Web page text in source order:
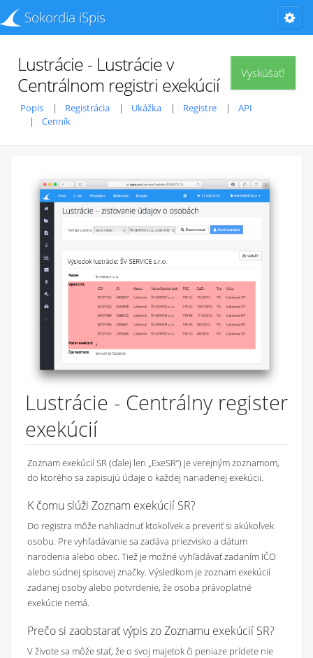
Sokordia iSpis
Vyskúšať!
Lustrácie - Lustrácie v
Centrálnom registri exekúcií
Popis Registrácia Ukážka Registre
API
Cenník
Lustrácie - Centrálny register
exekúcií
Zoznam exekúcií SR (ďalej len „ExeSR“) je verejným zoznamom,
do ktorého sa zapisujú údaje o každej nariadenej exekúcii.
K čomu slúži Zoznam exekúcií SR?
Do registra môže nahliadnuť ktokoľvek a preveriť si akúkoľvek
osobu. Pre vyhľadávanie sa zadáva priezvisko a dátum
narodenia alebo obec. Tiež je možné vyhľadávať zadaním IČO
alebo súdnej spisovej značky. Výsledkom je zoznam exekúcií
zadanej osoby alebo potvrdenie, že osoba právoplatné
exekúcie nemá.
Prečo si zaobstarať výpis zo Zoznamu exekúcií SR?
V živote sa môže stať, že o svoj majetok či peniaze prídete nie